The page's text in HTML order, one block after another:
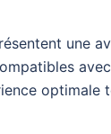
une
optimale